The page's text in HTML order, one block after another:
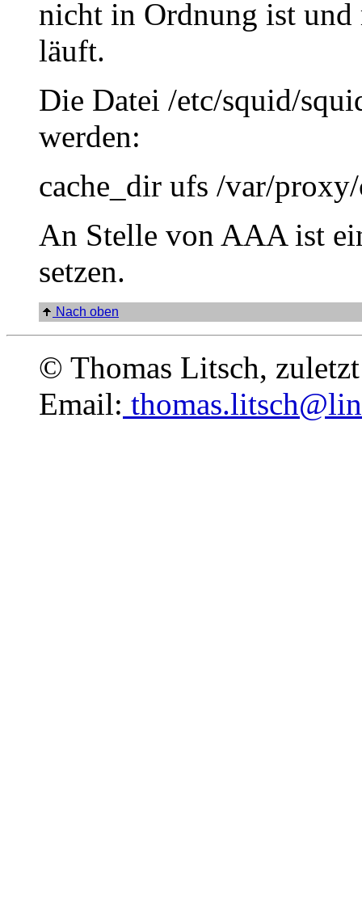
nicht in Ordnung ist
läuft.
Die Datei /etc/squid/
werden:
cache_dir ufs /var/
An Stelle von AAA ist
setzen.
Nach oben
© Thomas Litsch,
Email: